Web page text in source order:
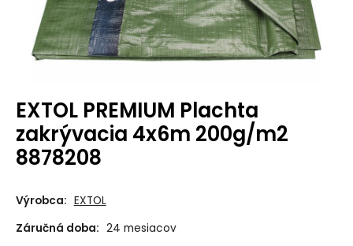
EXTOL PREMIUM Plachta
zakrývacia 4x6m 200g/m2
8878208
Výrobca: EXTOL
Záručná doba: 24 mesiacov